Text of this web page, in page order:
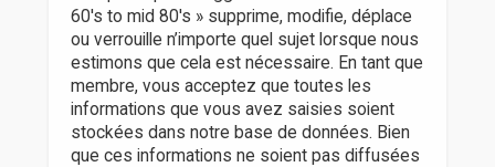
60's to mid 80's » supprime, modifie, déplace
ou verrouille n’importe quel sujet lorsque nous
estimons que cela est nécessaire. En tant que
membre, vous acceptez que toutes les
informations que vous avez saisies soient
stockées dans notre base de données. Bien
que ces informations ne soient pas diffusées